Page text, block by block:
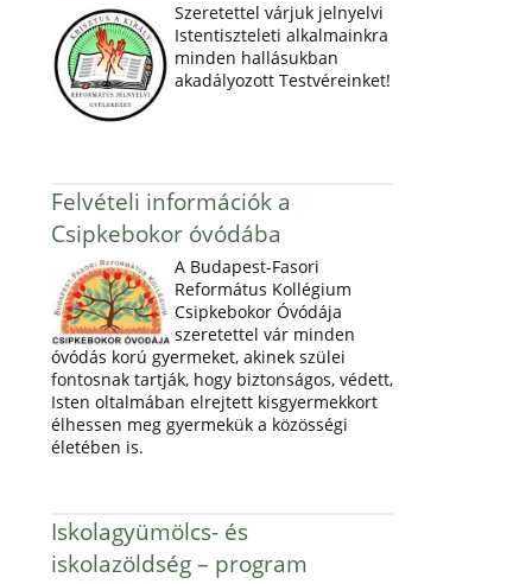
Szeretettel várjuk jelnyelvi
Istentiszteleti alkalmainkra
minden hallásukban
akadályozott Testvéreinket!
Felvételi információk a
Csipkebokor óvódába
A Budapest-Fasori
Református Kollégium
Csipkebokor Óvódája
szeretettel vár minden
óvódás korú gyermeket, akinek szülei
fontosnak tartják, hogy biztonságos, védett,
Isten oltalmában elrejtett kisgyermekkort
élhessen meg gyermekük a közösségi
életében is.
Iskolagyümölcs- és
iskolazöldség – program